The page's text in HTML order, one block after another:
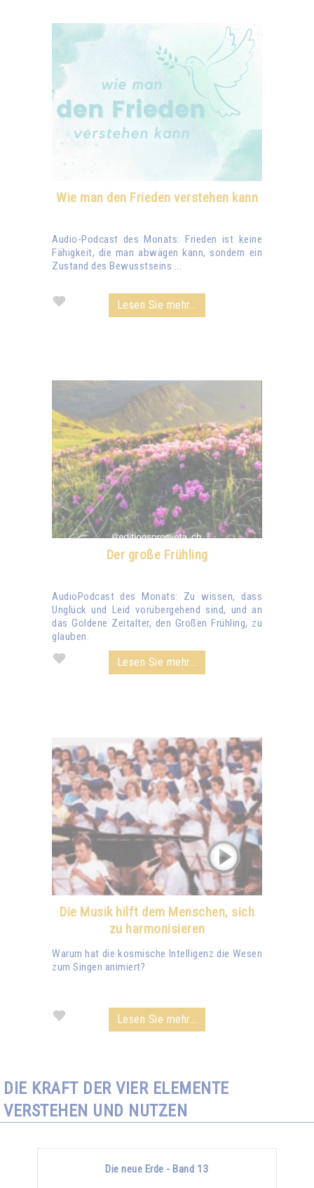
Wie man den Frieden verstehen kann
Audio-Podcast des Monats: Frieden ist keine
Fähigkeit, die man abwägen kann, sondern ein
Zustand des Bewusstseins ...
Lesen Sie mehr...
Der große Frühling
AudioPodcast des Monats: Zu wissen, dass
Unglück und Leid vorübergehend sind, und an
das Goldene Zeitalter, den Großen Frühling, zu
glauben.
Lesen Sie mehr...
Die Musik hilft dem Menschen, sich
zu harmonisieren
Warum hat die kosmische Intelligenz die Wesen
zum Singen animiert?
Lesen Sie mehr...
DIE KRAFT DER VIER ELEMENTE
VERSTEHEN UND NUTZEN
Die neue Erde - Band 13